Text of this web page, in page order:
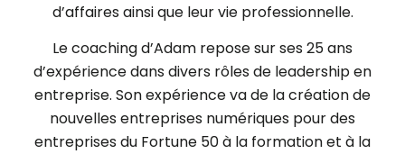
d’affaires ainsi que leur vie professionnelle.
Le coaching d’Adam repose sur ses 25 ans
d’expérience dans divers rôles de leadership en
entreprise. Son expérience va de la création de
nouvelles entreprises numériques pour des
entreprises du Fortune 50 à la formation et à la